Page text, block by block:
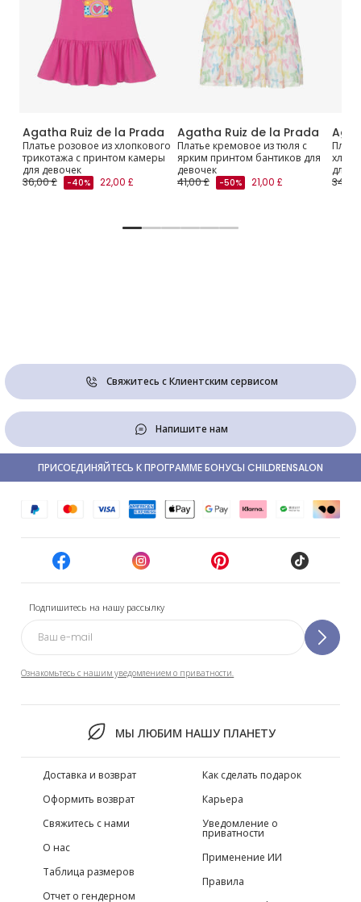
Agatha Ruiz de la Prada
Платье розовое из хлопкового
трикотажа с принтом камеры
для девочек
36,00 £
-40% 22,00 £
Agatha Ruiz de la Prada
Платье кремовое из тюля с
ярким принтом бантиков для
девочек
41,00 £
-50% 21,00 £
для
34,00
Свяжитесь с Клиентским сервисом
Напишите нам
Подпишитесь на нашу рассылку
Ознакомьтесь с нашим уведомлением о приватности.
МЫ ЛЮБИМ НАШУ ПЛАНЕТУ
ПРИСОЕДИНЯЙТЕСЬ К ПРОГРАММЕ БОНУСЫ CHILDRENSALON
Доставка и возврат
Оформить возврат
Свяжитесь с нами
О нас
Таблица размеров
Отчет о гендерном
Как сделать подарок
Карьера
Уведомление о
приватности
Применение ИИ
Правила